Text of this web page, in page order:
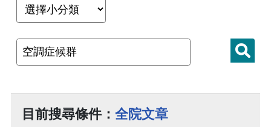
目前搜尋條件： 全院文章